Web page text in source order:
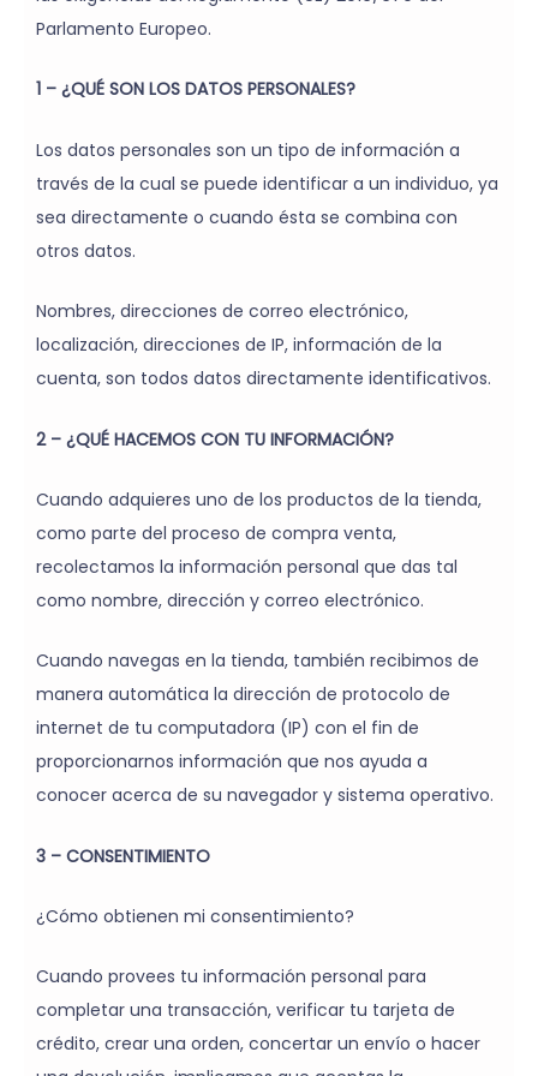
Parlamento Europeo.
1 – ¿QUÉ SON LOS DATOS PERSONALES?
Los datos personales son un tipo de información a
través de la cual se puede identificar a un individuo, ya
sea directamente o cuando ésta se combina con
otros datos.
Nombres, direcciones de correo electrónico,
localización, direcciones de IP, información de la
cuenta, son todos datos directamente identificativos.
2 – ¿QUÉ HACEMOS CON TU INFORMACIÓN?
Cuando adquieres uno de los productos de la tienda,
como parte del proceso de compra venta,
recolectamos la información personal que das tal
como nombre, dirección y correo electrónico.
Cuando navegas en la tienda, también recibimos de
manera automática la dirección de protocolo de
internet de tu computadora (IP) con el fin de
proporcionarnos información que nos ayuda a
conocer acerca de su navegador y sistema operativo.
3 – CONSENTIMIENTO
¿Cómo obtienen mi consentimiento?
Cuando provees tu información personal para
completar una transacción, verificar tu tarjeta de
crédito, crear una orden, concertar un envío o hacer